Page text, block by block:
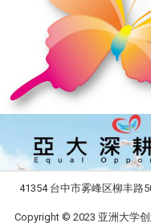
41354 台中市雾峰区柳丰路
Copyright © 2023 亚洲大学